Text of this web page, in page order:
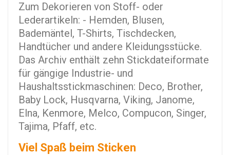
Zum Dekorieren von Stoff- oder
Lederartikeln: - Hemden, Blusen,
Bademäntel, T-Shirts, Tischdecken,
Handtücher und andere Kleidungsstücke.
Das Archiv enthält zehn Stickdateiformate
für gängige Industrie- und
Haushaltsstickmaschinen: Deco, Brother,
Baby Lock, Husqvarna, Viking, Janome,
Elna, Kenmore, Melco, Compucon, Singer,
Tajima, Pfaff, etc.
Viel Spaß beim Sticken